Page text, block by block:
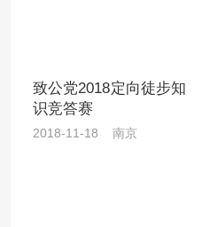
致公党2018定向徒步知
识竞答赛
2018-11-18 南京